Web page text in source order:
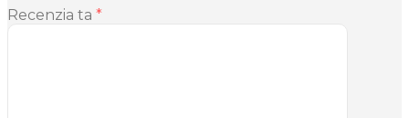
Recenzia ta *